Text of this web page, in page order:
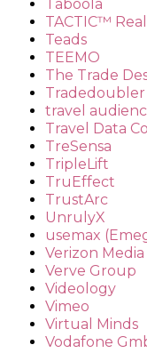
Taboola
TACTIC™
Teads
TEEMO
The Trade
Tradedoubler
travel
Travel Data
TreSensa
TripleLift
TruEffect
TrustArc
UnrulyX
usemax
Verizon Media
Verve Group
Videology
Vimeo
Virtual Minds
Vodafone